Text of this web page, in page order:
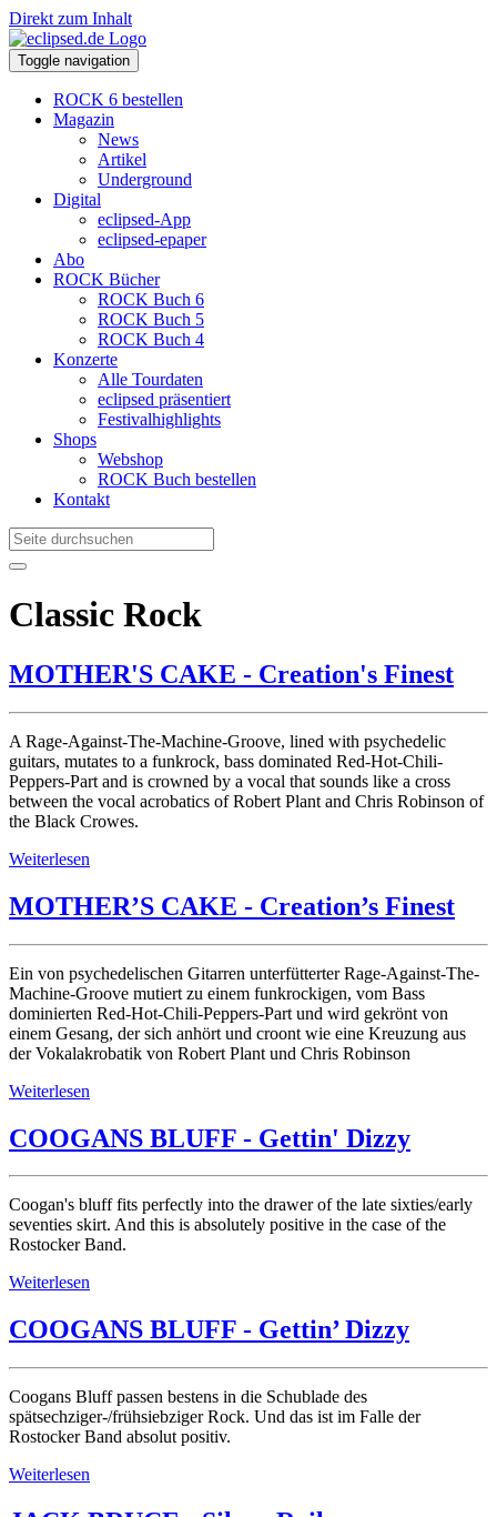
Direkt zum Inhalt
Toggle navigation
ROCK 6 bestellen
Magazin
News
Artikel
Underground
Digital
eclipsed-App
eclipsed-epaper
Abo
ROCK Bücher
ROCK Buch 6
ROCK Buch 5
ROCK Buch 4
Konzerte
Alle Tourdaten
eclipsed präsentiert
Festivalhighlights
Shops
Webshop
ROCK Buch bestellen
Kontakt
Classic Rock
MOTHER'S CAKE - Creation's Finest
A Rage-Against-The-Machine-Groove, lined with psychedelic
guitars, mutates to a funkrock, bass dominated Red-Hot-Chili-
Peppers-Part and is crowned by a vocal that sounds like a cross
between the vocal acrobatics of Robert Plant and Chris Robinson of
the Black Crowes.
Weiterlesen
MOTHER’S CAKE - Creation’s Finest
Ein von psychedelischen Gitarren unterfütterter Rage-Against-The-
Machine-Groove mutiert zu einem funkrockigen, vom Bass
dominierten Red-Hot-Chili-Peppers-Part und wird gekrönt von
einem Gesang, der sich anhört und croont wie eine Kreuzung aus
der Vokalakrobatik von Robert Plant und Chris Robinson
Weiterlesen
COOGANS BLUFF - Gettin' Dizzy
Coogan's bluff fits perfectly into the drawer of the late sixties/early
seventies skirt. And this is absolutely positive in the case of the
Rostocker Band.
Weiterlesen
COOGANS BLUFF - Gettin’ Dizzy
Coogans Bluff passen bestens in die Schublade des
spätsechziger-/frühsiebziger Rock. Und das ist im Falle der
Rostocker Band absolut positiv.
Weiterlesen